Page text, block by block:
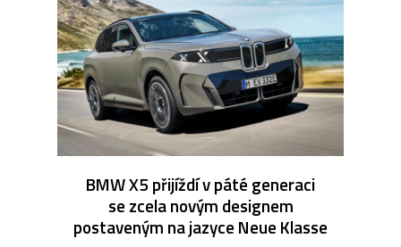
BMW X5 přijíždí v páté generaci
se zcela novým designem
postaveným na jazyce Neue Klasse